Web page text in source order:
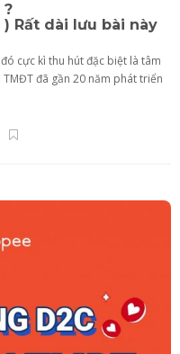
?
Rất dài lưu bài này
cực kì thu hút đặc biệt là tâm
đã gần 20 năm phát triển